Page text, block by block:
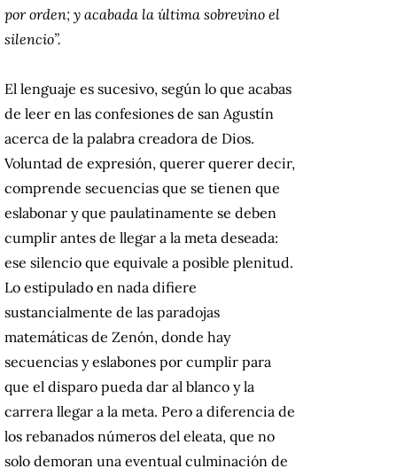
por orden; y acabada la última sobrevino el
silencio”.
El lenguaje es sucesivo, según lo que acabas
de leer en las confesiones de san Agustín
acerca de la palabra creadora de Dios.
Voluntad de expresión, querer querer decir,
comprende secuencias que se tienen que
eslabonar y que paulatinamente se deben
cumplir antes de llegar a la meta deseada:
ese silencio que equivale a posible plenitud.
Lo estipulado en nada difiere
sustancialmente de las paradojas
matemáticas de Zenón, donde hay
secuencias y eslabones por cumplir para
que el disparo pueda dar al blanco y la
carrera llegar a la meta. Pero a diferencia de
los rebanados números del eleata, que no
solo demoran una eventual culminación de